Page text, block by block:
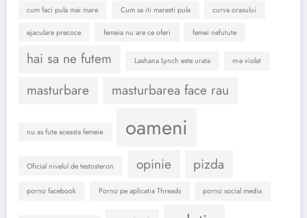
cum faci pula mai mare Cum sa iti maresti pula curva orasului
ejaculare precoce femeia nu are ce oferi femei nefutute
hai sa ne futem Lashana Lynch este urata m-a violat
masturbare masturbarea face rau
nu as fute aceasta femeie oameni
Oficial nivelul de testosteron opinie pizda
porno facebook Porno pe aplicatia Threads porno social media